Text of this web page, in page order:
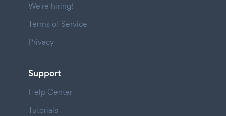
We're hiring!
Terms of Service
Privacy
Support
Help Center
Tutorials